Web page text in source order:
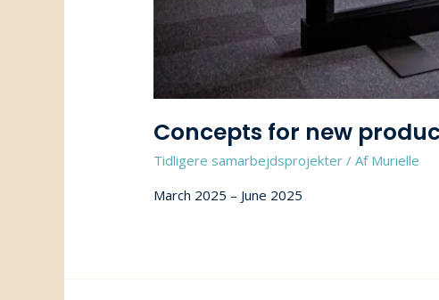
Concepts for new
Tidligere samarbejdsprojekter / Af Murielle
March 2025 – June 2025